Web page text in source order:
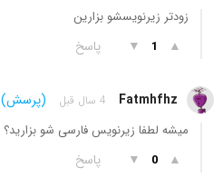
زودتر زیرنویسشو بزارین
▲
1
▼ پاسخ
Fatmhfhz 4 سال قبل (پرسش)
میشه لطفا زیرنویس فارسی شو بزارید؟
▲
0
▼ پاسخ